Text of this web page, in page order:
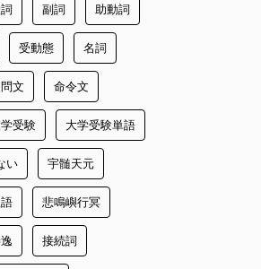
副詞 助動詞
受動態 名詞
文 命令文
受験 大学受験単語
い 宇髄天元
悲鳴嶼行冥
接続詞